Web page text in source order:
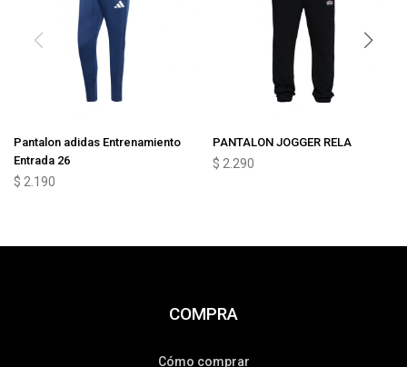
Pantalon adidas Entrenamiento
Entrada 26
$ 2.190
PANTALON JOGGER RELA
$ 2.290
COMPRA
Cómo comprar